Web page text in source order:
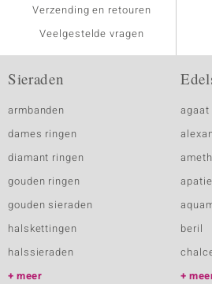
Verzending en retouren
Veelgestelde vragen
Sieraden
armbanden
dames ringen
diamant ringen
gouden ringen
gouden sieraden
halskettingen
halssieraden
meer
agaat
beril